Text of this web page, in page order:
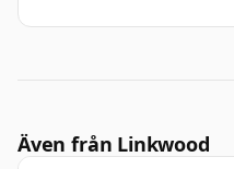
Även från Linkwood